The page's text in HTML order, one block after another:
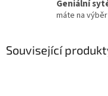
Geniální
máte na
Související